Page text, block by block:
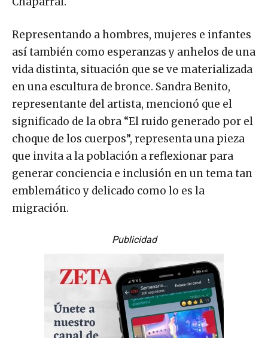
Representando a hombres, mujeres e infantes
así también como esperanzas y anhelos de una
vida distinta, situación que se ve materializada
en una escultura de bronce. Sandra Benito,
representante del artista, mencionó que el
significado de la obra “El ruido generado por el
choque de los cuerpos”, representa una pieza
que invita a la población a reflexionar para
generar conciencia e inclusión en un tema tan
emblemático y delicado como lo es la
migración.
Publicidad